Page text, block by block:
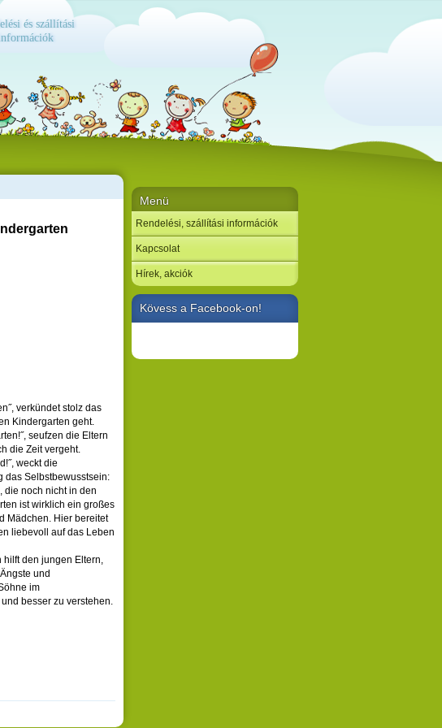
és szállítási
verkündet stolz das
Kindergarten geht.
seufzen die Eltern
die Zeit vergeht.
weckt die
das Selbstbewusstsein:
die noch nicht in den
ist wirklich ein großes
Mädchen. Hier bereitet
liebevoll auf das Leben
hilft den jungen Eltern,
und
im
besser zu verstehen.
Menü
Rendelési, szállítási információk
Kapcsolat
Hírek, akciók
Kövess a Facebook-on!